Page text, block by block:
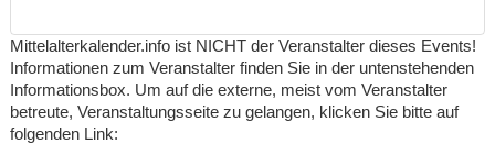
Mittelalterkalender.info ist NICHT der Veranstalter dieses Events!
Informationen zum Veranstalter finden Sie in der untenstehenden
Informationsbox. Um auf die externe, meist vom Veranstalter
betreute, Veranstaltungsseite zu gelangen, klicken Sie bitte auf
folgenden Link: